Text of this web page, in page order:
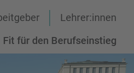
Fit für den Berufseinstieg
Lehrer:innen